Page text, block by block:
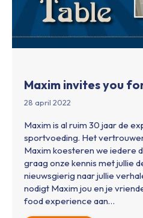
Maxim invites you
28 april 2022
Maxim is al ruim 30 jaar de
sportvoeding. Het
Maxim koesteren we iedere
graag onze kennis met jullie
nieuwsgierig naar jullie
nodigt Maxim jou en je
food experience aan…